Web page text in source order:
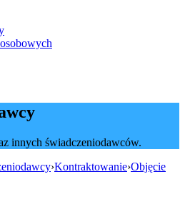
innych świadczeniodawców.
›Kontraktowanie›Objęcie